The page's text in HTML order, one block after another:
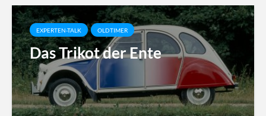
EXPERTEN-TALK OLDTIMER
Das Trikot der Ente